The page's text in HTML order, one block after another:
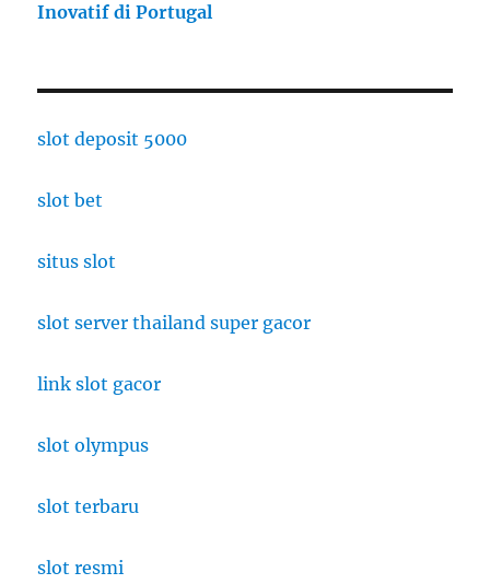
Inovatif di Portugal
slot deposit 5000
slot bet
situs slot
slot server thailand super gacor
link slot gacor
slot olympus
slot terbaru
slot resmi